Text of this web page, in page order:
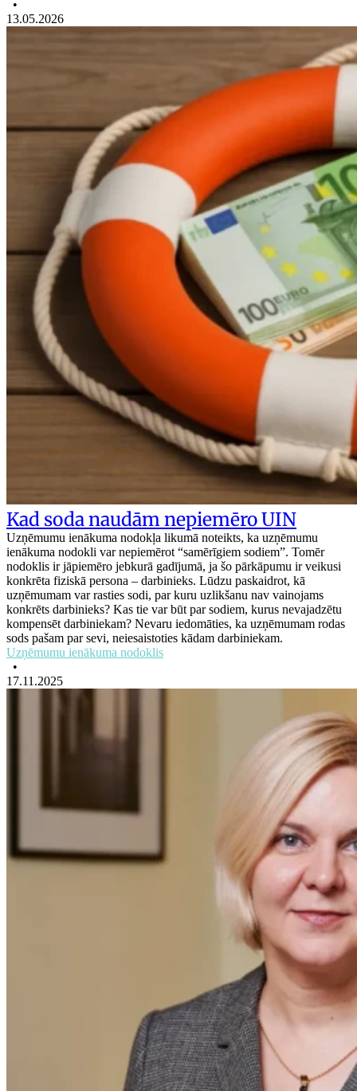
•
13.05.2026
Kad soda naudām nepiemēro UIN
Uzņēmumu ienākuma nodokļa likumā noteikts, ka uzņēmumu
ienākuma nodokli var nepiemērot “samērīgiem sodiem”. Tomēr
nodoklis ir jāpiemēro jebkurā gadījumā, ja šo pārkāpumu ir veikusi
konkrēta fiziskā persona – darbinieks. Lūdzu paskaidrot, kā
uzņēmumam var rasties sodi, par kuru uzlikšanu nav vainojams
konkrēts darbinieks? Kas tie var būt par sodiem, kurus nevajadzētu
kompensēt darbiniekam? Nevaru iedomāties, ka uzņēmumam rodas
sods pašam par sevi, neiesaistoties kādam darbiniekam.
Uzņēmumu ienākuma nodoklis
•
17.11.2025